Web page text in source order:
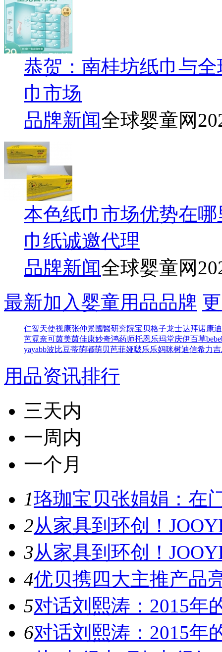
恭贺：南桂坊纸巾与
巾市场
品牌新闻全球婴童网
本色纸巾市场优势在
巾纸诚邀代理
品牌新闻全球婴童网
最新加入婴童用品品牌
仁智天使视康张仲景國醫研究院宝贝格子龙士达拜诺康
芭霓奈可茵美茵佳康妙奇鸿药师托恩 乐玛堂庆伊百草
yayabb波比豆蒂萌嘟萌贝芭菲娅啵乐乐妈咪树迪信希力吉
用品资讯排行
三天内
一周内
一个月
1珞珈宝贝张娟娟：在
2从家具到环创！
3从家具到环创！
4优贝携四大主推产品
5对话刘熙涛：2015年
6对话刘熙涛：2015年